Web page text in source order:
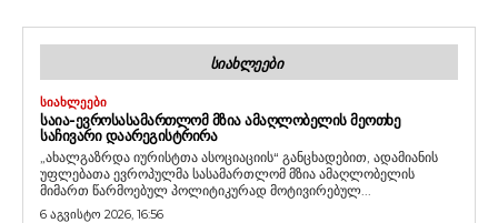
ᲡᲘᲐᲮᲚᲔᲔᲑᲘ
ᲡᲘᲐᲮᲚᲔᲔᲑᲘ
ᲡᲐᲘᲐ-ᲔᲕᲠᲝᲡᲐᲡᲐᲛᲐᲠᲗᲚᲝᲛ ᲛᲖᲘᲐ ᲐᲛᲐᲦᲚᲝᲑᲔᲚᲘᲡ ᲛᲔᲝᲗᲮᲔ
ᲡᲐᲩᲘᲕᲐᲠᲘ ᲓᲐᲐᲠᲔᲒᲘᲡᲢᲠᲘᲠᲐ
„ახალგაზრდა იურისტთა ასოციაციის“ განცხადებით, ადამიანის
უფლებათა ევროპულმა სასამართლომ მზია ამაღლობელის
მიმართ წარმოებულ პოლიტიკურად მოტივირებულ...
6 აგვისტო 2026, 16:56